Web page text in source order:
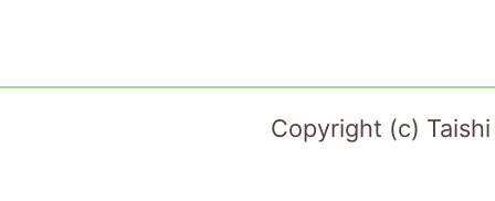
Copyright (c)